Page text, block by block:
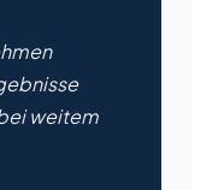
weitem